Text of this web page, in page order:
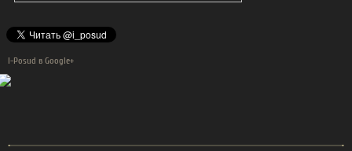
I-Posud в Google+